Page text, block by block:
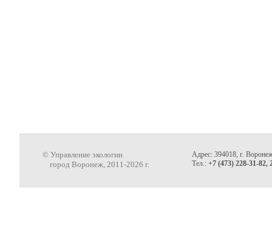
© Управление экологии
город Воронеж, 2011-2026 г.
Адрес: 394018, г.
Тел.: +7 (473) 228-31-82,